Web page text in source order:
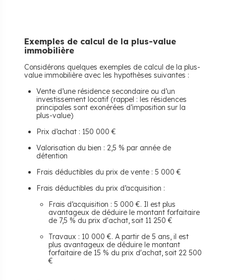
Exemples de calcul de la plus-value
immobilière
Considérons quelques exemples de calcul de la plus-
value immobilière avec les hypothèses suivantes :
Vente d’une résidence secondaire ou d’un
investissement locatif (rappel : les résidences
principales sont exonérées d’imposition sur la
plus-value)
Prix d’achat : 150 000 €
Valorisation du bien : 2,5 % par année de
détention
Frais déductibles du prix de vente : 5 000 €
Frais déductibles du prix d’acquisition :
Frais d’acquisition : 5 000 €. Il est plus
avantageux de déduire le montant forfaitaire
de 7,5 % du prix d'achat, soit 11 250 €
Travaux : 10 000 €. A partir de 5 ans, il est
plus avantageux de déduire le montant
forfaitaire de 15 % du prix d'achat, soit 22 500
€